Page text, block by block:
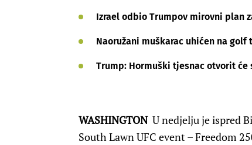
Izrael odbio Trumpov mirovni plan
Naoružani muškarac uhićen na
Trump: Hormuški tjesnac otvorit
WASHINGTON U nedjelju je ispred
South Lawn UFC event – Freedom